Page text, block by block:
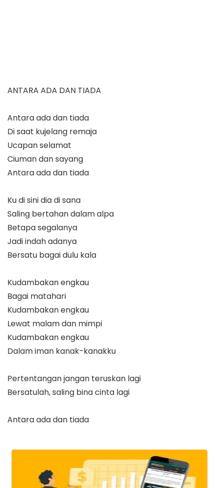
ANTARA ADA DAN TIADA
Antara ada dan tiada
Di saat kujelang remaja
Ucapan selamat
Ciuman dan sayang
Antara ada dan tiada
Ku di sini dia di sana
Saling bertahan dalam alpa
Betapa segalanya
Jadi indah adanya
Bersatu bagai dulu kala
Kudambakan engkau
Bagai matahari
Kudambakan engkau
Lewat malam dan mimpi
Kudambakan engkau
Dalam iman kanak-kanakku
Pertentangan jangan teruskan lagi
Bersatulah, saling bina cinta lagi
Antara ada dan tiada